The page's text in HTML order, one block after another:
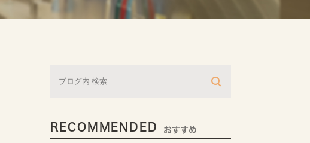
RECOMMENDED おすすめ